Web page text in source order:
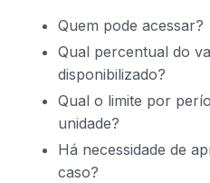
Quem pode acessar?
Qual percentual do
disponibilizado?
Qual o limite por
unidade?
Há necessidade de
caso?